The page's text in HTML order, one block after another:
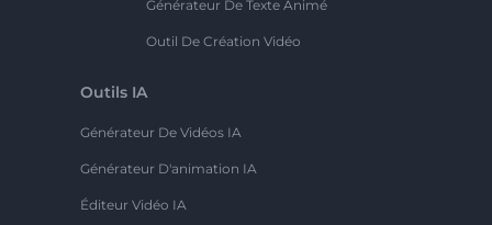
Générateur De Texte Animé
Outil De Création Vidéo
Outils IA
Générateur De Vidéos IA
Générateur D'animation IA
Éditeur Vidéo IA